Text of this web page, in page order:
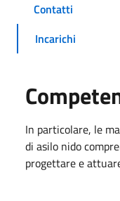
Contatti
Incarichi
In particolare, le
di asilo nido
progettare e